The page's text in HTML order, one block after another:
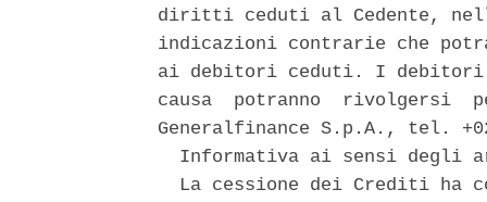
diritti ceduti al Cedente,
indicazioni contrarie che
ai debitori ceduti. I
causa  potranno  rivolgersi
Generalfinance S.p.A., tel.
Informativa ai sensi degli
La cessione dei Crediti ha